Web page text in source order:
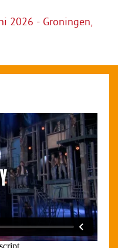
2026 - Groningen,